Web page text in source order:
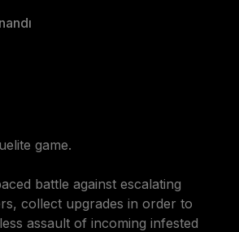
game.
battle against escalating
collect upgrades in order to
assault of incoming infested